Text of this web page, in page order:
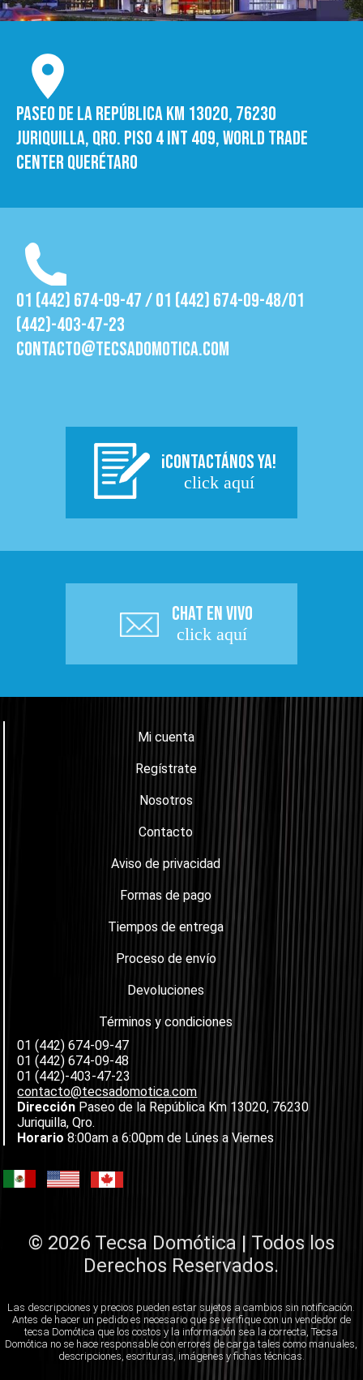
Paseo de la República Km 13020, 76230
Juriquilla, Qro. Piso 4 int 409, World trade
Center Querétaro
01 (442) 674-09-47 / 01 (442) 674-09-48/01
(442)-403-47-23
contacto@tecsadomotica.com
¡CONTACTÁNOS YA!
click aquí
CHAT EN VIVO
click aquí
Mi cuenta
Regístrate
Nosotros
Contacto
Aviso de privacidad
Formas de pago
Tiempos de entrega
Proceso de envío
Devoluciones
Términos y condiciones
01 (442) 674-09-47
01 (442) 674-09-48
01 (442)-403-47-23
contacto@tecsadomotica.com
Dirección Paseo de la República Km 13020, 76230
Juriquilla, Qro.
Horario 8:00am a 6:00pm de Lúnes a Viernes
© 2026 Tecsa Domótica | Todos los
Derechos Reservados.
Las descripciones y precios pueden estar sujetos a cambios sin notificación.
Antes de hacer un pedido es necesario que se verifique con un vendedor de
tecsa Domótica que los costos y la información sea la correcta, Tecsa
Domótica no se hace responsable con errores de carga tales como manuales,
descripciones, escrituras, imágenes y fichas técnicas.